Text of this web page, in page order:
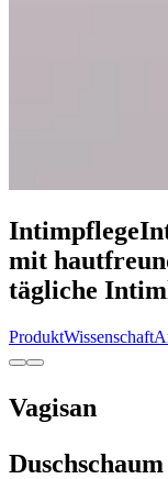
Intimpflege
mit
tägliche
ProduktWissenschaft
Vagisan
Duschschaum